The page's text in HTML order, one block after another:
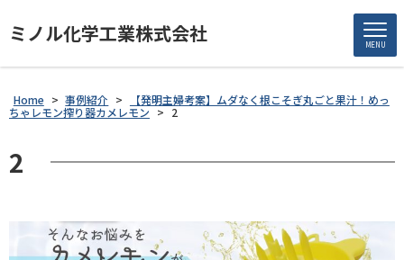
ミノル化学工業株式会社 MENU
Home > 事例紹介 >
【発明主婦考案】ムダなく根こそぎ丸ごと果汁！めっ
ちゃレモン搾り器カメレモン > 2
2